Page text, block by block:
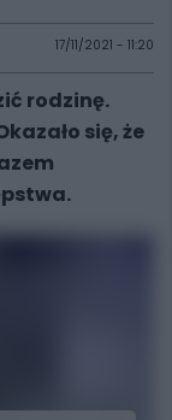
17/11/2021 - 11:20
rodzinę.
się, że